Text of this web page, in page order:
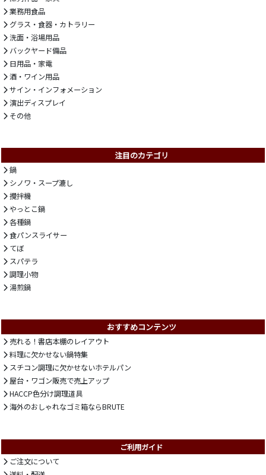
業務用食品
グラス・食器・カトラリー
洗面・浴場用品
バックヤード備品
日用品・家電
酒・ワイン用品
サイン・インフォメーション
演出ディスプレイ
その他
注目のカテゴリ
鍋
シノワ・スープ漉し
攪拌機
やっとこ鍋
各種鍋
食パンスライサー
てぼ
スパテラ
調理小物
湯煎鍋
おすすめコンテンツ
売れる！書店本棚のレイアウト
料理に欠かせない鍋特集
スチコン調理に欠かせないホテルパン
屋台・ワゴン販売で売上アップ
HACCP色分け調理道具
海外のおしゃれなゴミ箱ならBRUTE
ご利用ガイド
ご注文について